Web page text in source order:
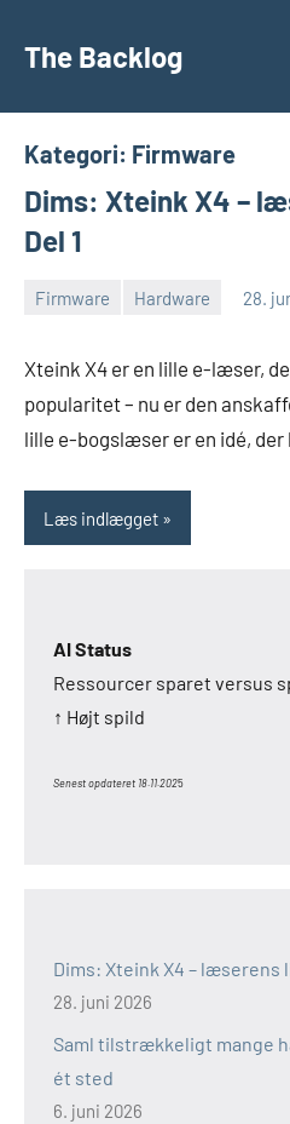
The Backlog
Kategori: Firmware
Dims: Xteink X4 –
Del 1
Firmware Hardware 28.
Johansen
Xteink X4 er en lille e-læser,
popularitet – nu er den
lille e-bogslæser er en idé, der
Læs indlægget
AI Status
Ressourcer sparet versus
↑ Højt spild
Senest opdateret 18.11.2025
Dims: Xteink X4 – læserens
28. juni 2026
Saml tilstrækkeligt mange
ét sted
6. juni 2026